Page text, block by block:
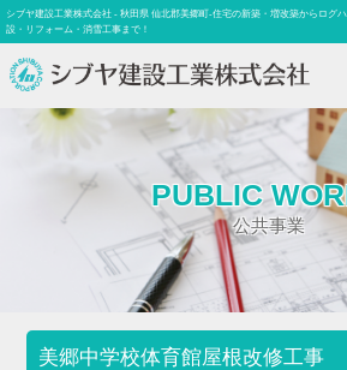
シブヤ建設工業株式会社 - 秋田県 仙北郡美郷町-住宅の新築・増改築からログ
設・リフォーム・消雪工事まで！
PUBLIC
公共事業
美郷中学校体育館屋根改修工事